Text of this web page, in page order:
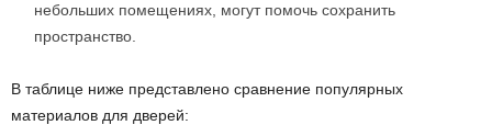
небольших помещениях, могут помочь сохранить
пространство.
В таблице ниже представлено сравнение популярных
материалов для дверей: